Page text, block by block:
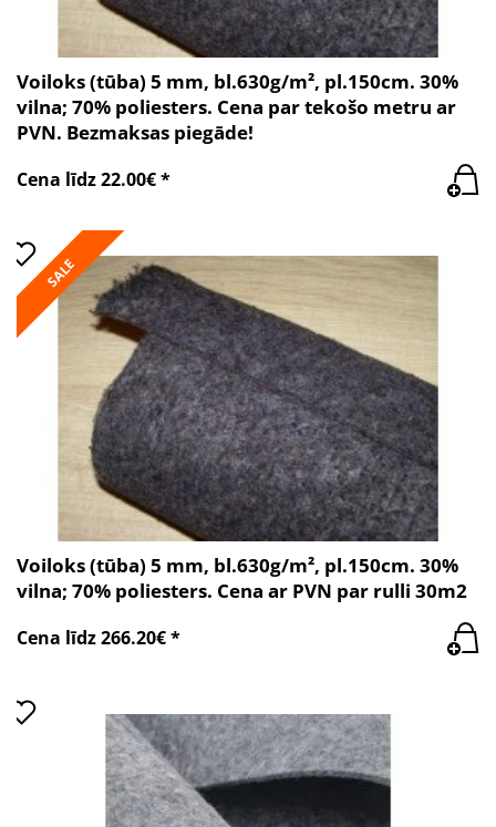
Voiloks (tūba) 5 mm, bl.630g/m², pl.150cm. 30%
vilna; 70% poliesters. Cena par tekošo metru ar
PVN. Bezmaksas piegāde!
Cena līdz 22.00€ *
SALE
Voiloks (tūba) 5 mm, bl.630g/m², pl.150cm. 30%
vilna; 70% poliesters. Cena ar PVN par rulli 30m2
Cena līdz 266.20€ *